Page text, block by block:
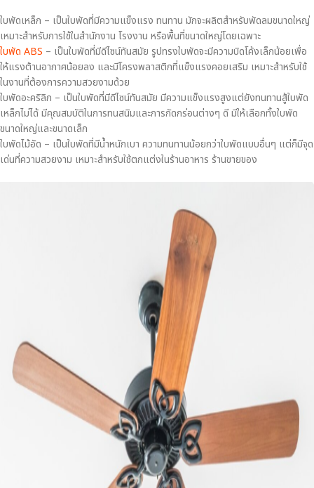
ใบพัดเหล็ก – เป็นใบพัดที่มีความแข็งแรง ทนทาน มักจะผลิตสำหรับพัดลมขนาดใหญ่
เหมาะสำหรับการใช้ในสำนักงาน โรงงาน หรือพื้นที่ขนาดใหญ่โดยเฉพาะ
ใบพัด ABS – เป็นใบพัดที่มีดีไซน์ทันสมัย รูปทรงใบพัดจะมีความบิดโค้งเล็กน้อยเพื่อ
ให้แรงต้านอากาศน้อยลง และมีโครงพลาสติกที่แข็งแรงคอยเสริม เหมาะสำหรับใช้
ในงานที่ต้องการความสวยงามด้วย
ใบพัดอะคริลิก – เป็นใบพัดที่มีดีไซน์ทันสมัย มีความแข็งแรงสูงแต่ยังทนทานสู้ใบพัด
เหล็กไม่ได้ มีคุณสมบัติในการทนสนิมและการกัดกร่อนต่างๆ ดี มีให้เลือกทั้งใบพัด
ขนาดใหญ่และขนาดเล็ก
ใบพัดไม้อัด – เป็นใบพัดที่มีน้ำหนักเบา ความทนทานน้อยกว่าใบพัดแบบอื่นๆ แต่ก็มีจุด
เด่นที่ความสวยงาม เหมาะสำหรับใช้ตกแต่งในร้านอาหาร ร้านขายของ